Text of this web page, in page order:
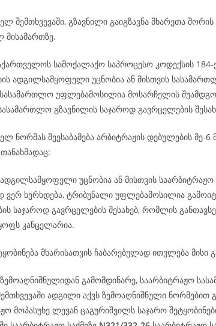
შემთხვევაში, გზავნილი გაიგზავნა მხარეთა
მისამართზე.
სამოქალაქო საპროცესო კოდექსის 184-
ადგილსამყოფელი უცნობია ან მისთვის
სასამართლო უფლებამოსილია მოსარჩელის
გზავნილის საჯაროდ გავრცელების
ნორმას შეესაბამება არბიტრაჟის დებულების მე-6
უცნობია ან მისთვის საარბიტრაჟო
ვერ ხერხდება, ტრიბუნალი უფლებამოსილია
საჯაროდ გავრცელების შესახებ, რომლის
კანცელარია.
მხარისათვის ჩაბარებულად ითვლება მისი
გამომდინარე, საარბიტრაჟო
ადგილი აქვს ზემოაღნიშნული ნორმებით
მოპასუხე ლევან ცაგურიშვილს საჯარო